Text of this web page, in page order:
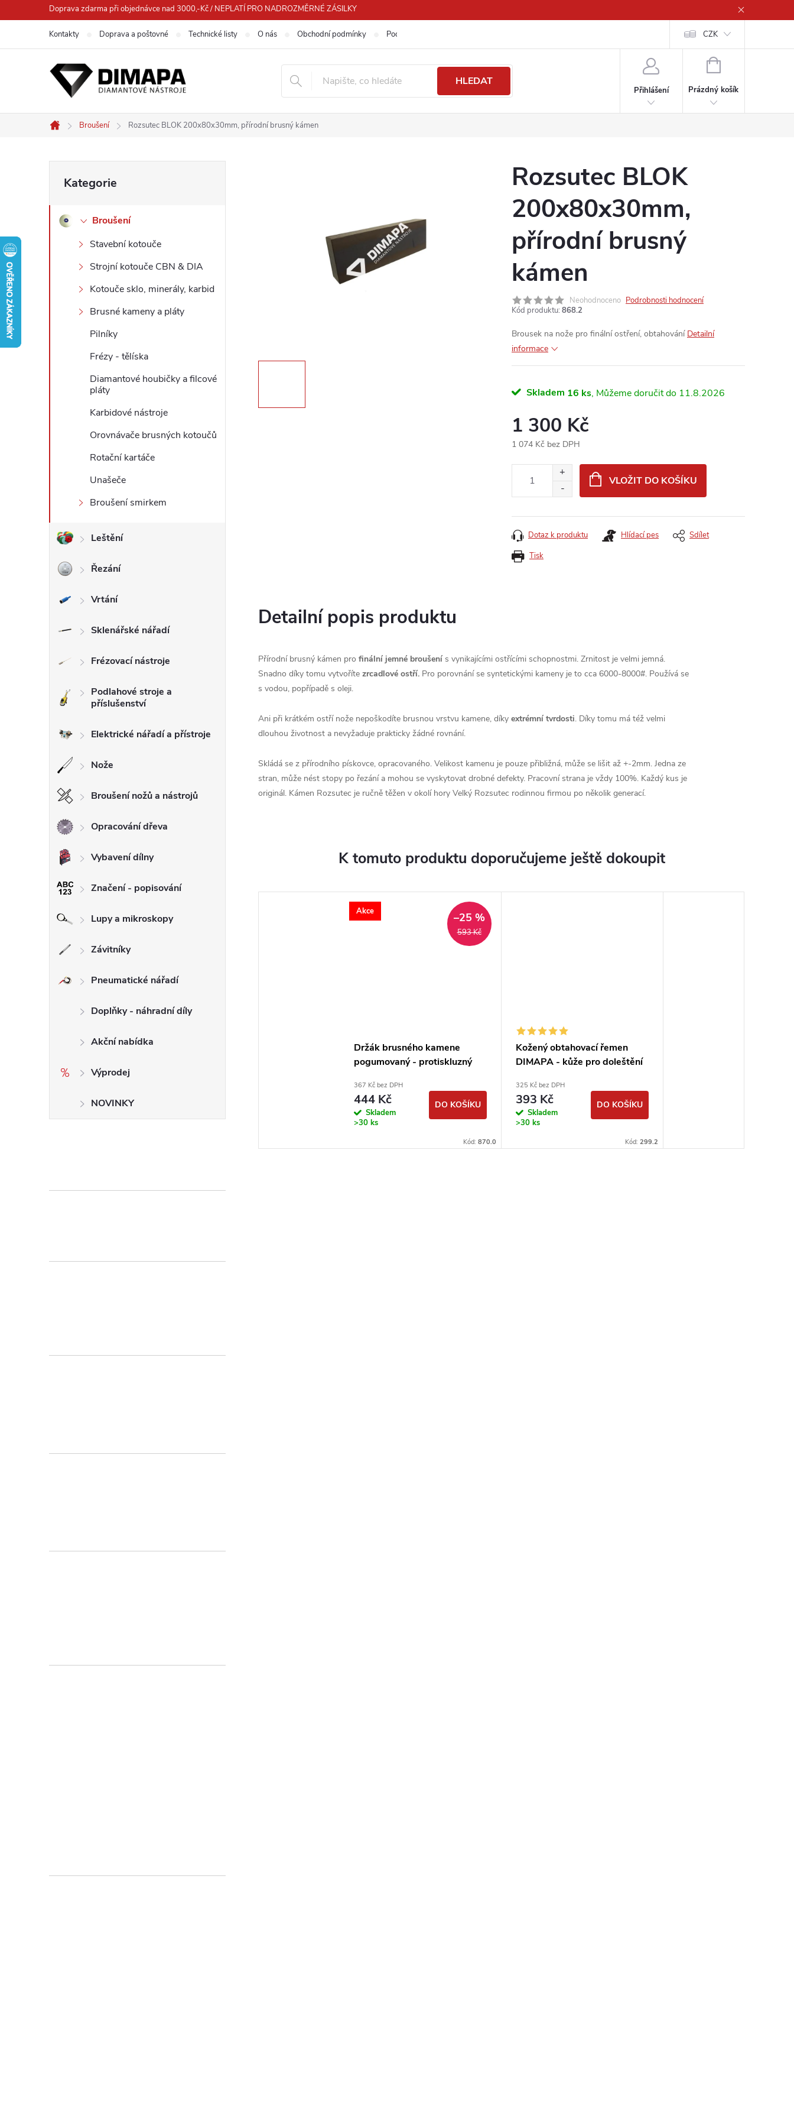
na
Doprava zdarma při objednávce nad 3000,-Kč / NEPLATÍ PRO NADROZMĚRNÉ ZÁSILKY
Kontakty Doprava a poštovné Technické listy O nás Obchodní podmínky Podmínky ochrany osobních údajů CZK
HLEDAT
Přihlášení
NÁKUPNÍ
Prázdný košík
Domů
Broušení Rozsutec BLOK 200x80x30mm, přírodní brusný kámen
o
e
kategorie
Kategorie
Broušení
Stavební kotouče
Strojní kotouče CBN & DIA
Kotouče sklo, minerály, karbid
Brusné kameny a pláty
Pilníky
Frézy - tělíska
Diamantové houbičky a filcové
pláty
Karbidové nástroje
Orovnávače brusných kotoučů
Rotační kartáče
Unašeče
Broušení smirkem
Leštění
Řezání
Vrtání
Sklenářské nářadí
Frézovací nástroje
Podlahové stroje a
příslušenství
Elektrické nářadí a přístroje
Nože
Broušení nožů a nástrojů
Opracování dřeva
Vybavení dílny
Značení - popisování
Lupy a mikroskopy
Závitníky
Pneumatické nářadí
Doplňky - náhradní díly
Akční nabídka
Výprodej
NOVINKY
Rozsutec BLOK
200x80x30mm,
přírodní brusný
kámen
Neohodnoceno Podrobnosti hodnocení
Kód produktu: 868.2
Brousek na nože pro finální ostření, obtahování Detailní
informace
Skladem 16 ks 11.8.2026
1 300 Kč
1 074 Kč bez DPH
VLOŽIT DO KOŠÍKU
Tisk
Dotaz k produktu Hlídací pes Sdílet
Detailní popis produktu
Přírodní brusný kámen pro finální jemné broušení s vynikajícími ostřícími schopnostmi. Zrnitost je velmi jemná.
Snadno díky tomu vytvoříte zrcadlové ostří. Pro porovnání se syntetickými kameny je to cca 6000-8000#. Používá se
s vodou, popřípadě s oleji.
Ani při krátkém ostří nože nepoškodíte brusnou vrstvu kamene, díky extrémní tvrdosti. Díky tomu má též velmi
dlouhou životnost a nevyžaduje prakticky žádné rovnání.
Skládá se z přírodního pískovce, opracovaného. Velikost kamenu je pouze přibližná, může se lišit až +-2mm. Jedna ze
stran, může nést stopy po řezání a mohou se vyskytovat drobné defekty. Pracovní strana je vždy 100%. Každý kus je
originál. Kámen Rozsutec je ručně těžen v okolí hory Velký Rozsutec rodinnou firmou po několik generací.
K tomuto produktu doporučujeme ještě dokoupit
Akce
593 Kč
–25 %
Držák brusného kamene
pogumovaný - protiskluzný
367 Kč bez DPH
444 Kč
Skladem
>30 ks
DO KOŠÍKU
Kód: 870.0
Kožený obtahovací řemen
DIMAPA - kůže pro doleštění
325 Kč bez DPH
393 Kč
Skladem
>30 ks
DO KOŠÍKU
Kód: 299.2